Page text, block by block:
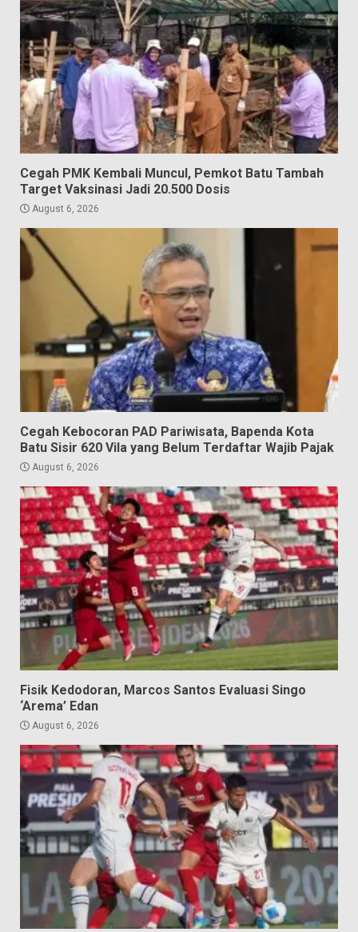
Cegah PMK Kembali Muncul, Pemkot Batu Tambah
Target Vaksinasi Jadi 20.500 Dosis
August 6, 2026
Cegah Kebocoran PAD Pariwisata, Bapenda Kota
Batu Sisir 620 Vila yang Belum Terdaftar Wajib Pajak
August 6, 2026
Fisik Kedodoran, Marcos Santos Evaluasi Singo
‘Arema’ Edan
August 6, 2026